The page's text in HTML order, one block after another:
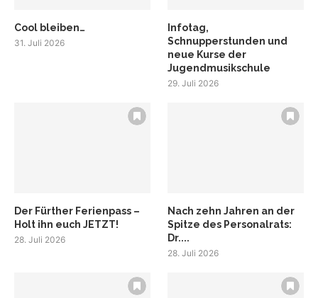
Cool bleiben…
31. Juli 2026
Infotag,
Schnupperstunden und
neue Kurse der
Jugendmusikschule
29. Juli 2026
Der Fürther Ferienpass –
Holt ihn euch JETZT!
28. Juli 2026
Nach zehn Jahren an der
Spitze des Personalrats:
Dr....
28. Juli 2026